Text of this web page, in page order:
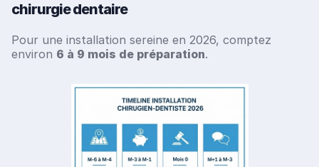
chirurgie dentaire
Pour une installation sereine en 2026, comptez
environ 6 à 9 mois de préparation.